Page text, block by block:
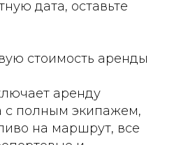
дата, оставьте
стоимость аренды
аренду
с полным экипажем,
на маршрут, все